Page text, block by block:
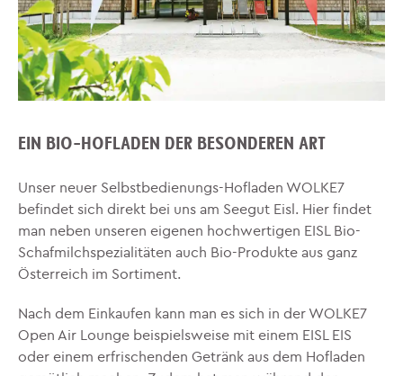
EIN BIO-HOFLADEN DER BESONDEREN ART
Unser neuer Selbstbedienungs-Hofladen WOLKE7
befindet sich direkt bei uns am Seegut Eisl. Hier findet
man neben unseren eigenen hochwertigen EISL Bio-
Schafmilchspezialitäten auch Bio-Produkte aus ganz
Österreich im Sortiment.
Nach dem Einkaufen kann man es sich in der WOLKE7
Open Air Lounge beispielsweise mit einem EISL EIS
oder einem erfrischenden Getränk aus dem Hofladen